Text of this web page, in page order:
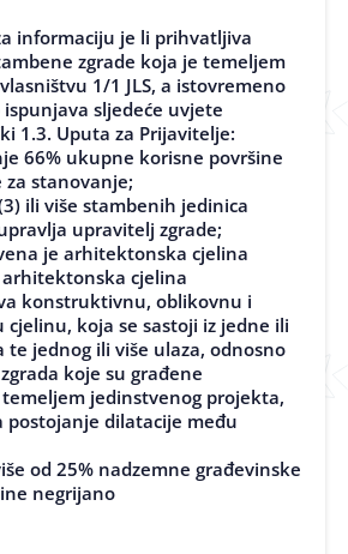
informaciju je li prihvatljiva
zgrade koja je temeljem
1/1 JLS, a istovremeno
sljedeće uvjete
1.3. Uputa za Prijavitelje:
ukupne korisne površine
za stanovanje;
više stambenih jedinica
upravitelj zgrade;
je arhitektonska cjelina
cjelina
konstruktivnu, oblikovnu i
koja se sastoji iz jedne ili
te jednog ili više ulaza, odnosno
koje su građene
jedinstvenog projekta,
postojanje dilatacije među
od 25% nadzemne građevinske
negrijano